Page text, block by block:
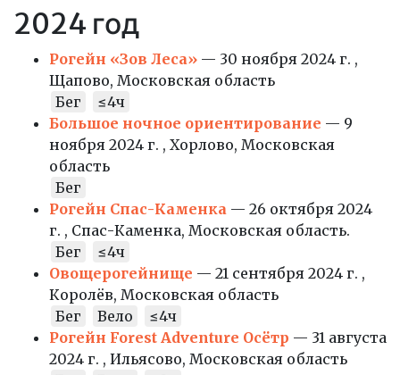
2024 год
Рогейн «Зов Леса» — 30 ноября 2024 г. ,
Щапово, Московская область
Бег
≤4ч
Большое ночное ориентирование — 9
ноября 2024 г. , Хорлово, Московская
область
Бег
Рогейн Спас-Каменка — 26 октября 2024
г. , Спас-Каменка, Московская область.
Бег
≤4ч
Овощерогейнище — 21 сентября 2024 г. ,
Королёв, Московская область
Бег
Вело
≤4ч
Рогейн Forest Adventure Осётр — 31 августа
2024 г. , Ильясово, Московская область